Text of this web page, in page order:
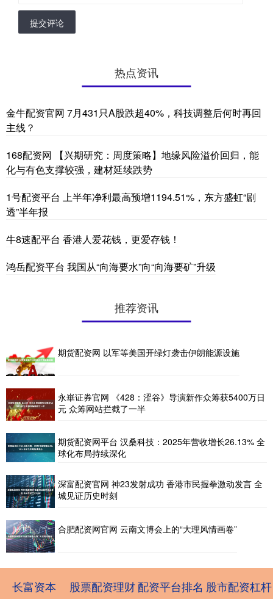
提交评论
热点资讯
金牛配资官网 7月431只A股跌超40%，科技调整后何时再回
主线？
168配资网 【兴期研究：周度策略】地缘风险溢价回归，能
化与有色支撑较强，建材延续跌势
1号配资平台 上半年净利最高预增1194.51%，东方盛虹“剧
透”半年报
牛8速配平台 香港人爱花钱，更爱存钱！
鸿岳配资平台 我国从“向海要水”向“向海要矿”升级
推荐资讯
期货配资网 以军等美国开绿灯袭击伊朗能源设施
永崋证券官网 《428：涩谷》导演新作众筹获5400万日
元 众筹网站拦截了一半
期货配资网平台 汉桑科技：2025年营收增长26.13% 全
球化布局持续深化
深富配资官网 神23发射成功 香港市民握拳激动发言 全
城见证历史时刻
合肥配资网官网 云南文博会上的“大理风情画卷”
长富资本 股票配资理财配资平台排名 股市配资杠杆